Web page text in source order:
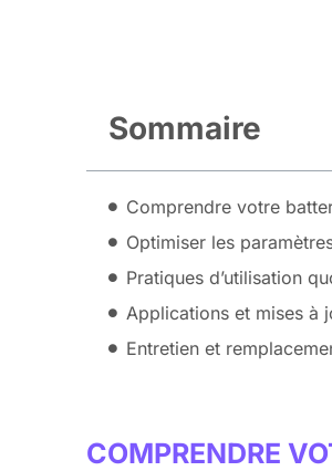
Sommaire
Comprendre votre
Optimiser les
Pratiques d’utilisation
Applications et mises à
Entretien et
COMPRENDRE